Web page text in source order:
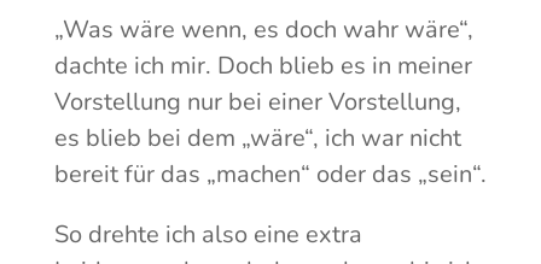
„Was wäre wenn, es doch wahr wäre“,
dachte ich mir. Doch blieb es in meiner
Vorstellung nur bei einer Vorstellung,
es blieb bei dem „wäre“, ich war nicht
bereit für das „machen“ oder das „sein“.
So drehte ich also eine extra